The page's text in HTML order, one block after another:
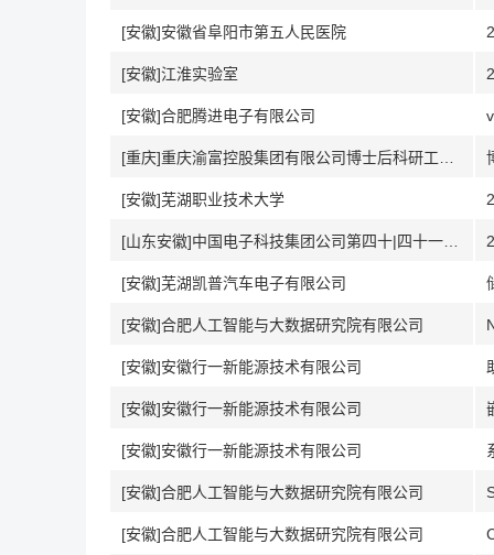
[安徽]安徽省阜阳市第五人民医院
[安徽]江淮实验室
[安徽]合肥腾进电子有限公司
[安徽]芜湖职业技术大学
[安徽]芜湖凯普汽车电子有限公司
[安徽]合肥人工智能与大数据研究院有限公司
[安徽]安徽行一新能源技术有限公司
[安徽]安徽行一新能源技术有限公司
[安徽]安徽行一新能源技术有限公司
[安徽]合肥人工智能与大数据研究院有限公司
[安徽]合肥人工智能与大数据研究院有限公司